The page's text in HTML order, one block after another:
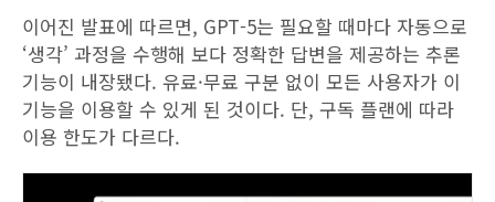
이어진 발표에 따르면, GPT-5는 필요할 때마다 자동으로
‘생각’ 과정을 수행해 보다 정확한 답변을 제공하는 추론
기능이 내장됐다. 유료·무료 구분 없이 모든 사용자가 이
기능을 이용할 수 있게 된 것이다. 단, 구독 플랜에 따라
이용 한도가 다르다.